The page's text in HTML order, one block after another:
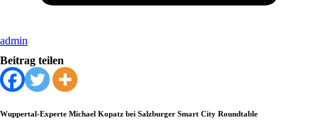
admin
Beitrag teilen
Wuppertal-Experte Michael Kopatz bei Salzburger Smart City Roundtable